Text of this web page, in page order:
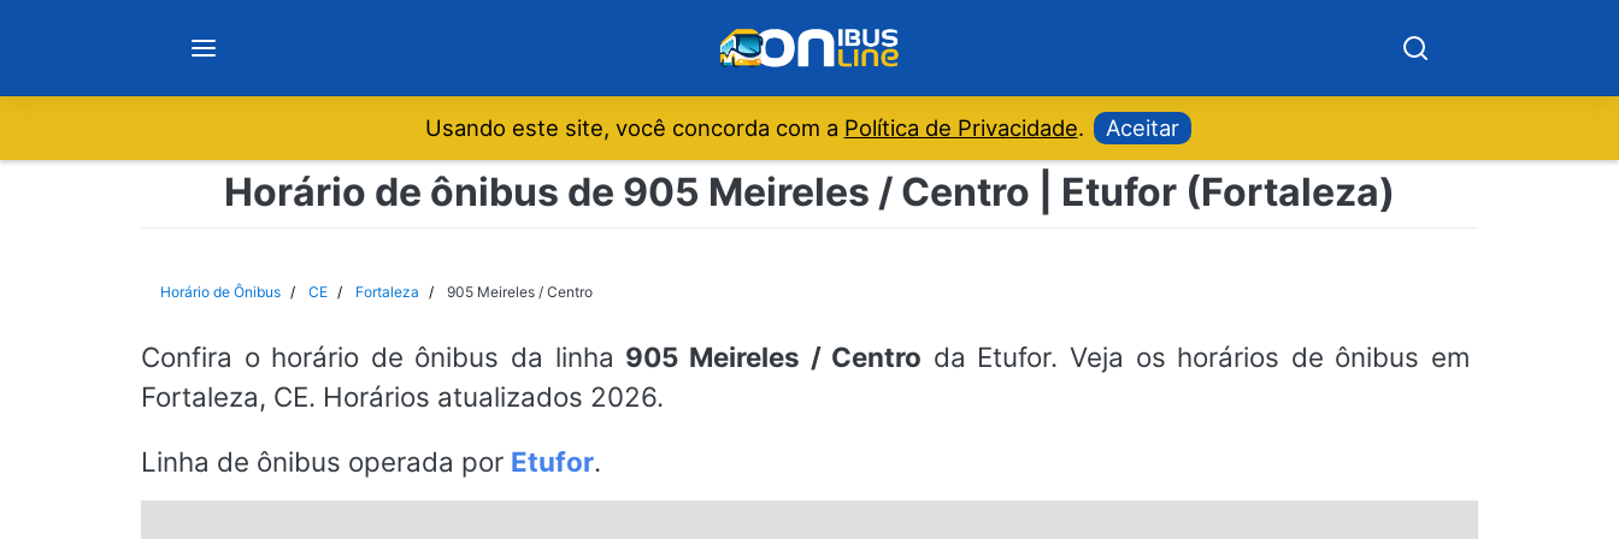
Notícias
São Paulo
Rio de Janeiro
Usando este site, você concorda com a Política de Privacidade. Aceitar
Horário de ônibus de 905 Meireles / Centro | Etufor (Fortaleza)
Horário de Ônibus CE Fortaleza 905 Meireles / Centro
Confira o horário de ônibus da linha 905 Meireles / Centro da Etufor. Veja os horários de ônibus em
Fortaleza, CE. Horários atualizados 2026.
Linha de ônibus operada por Etufor.